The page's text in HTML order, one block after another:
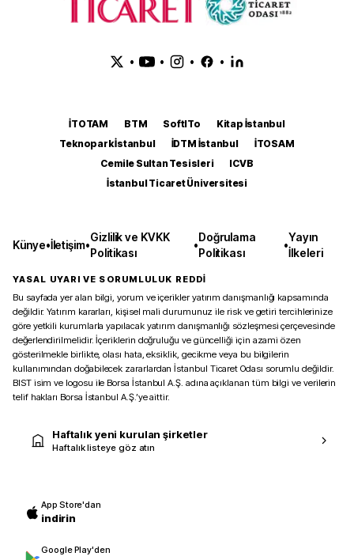
• • • •
İTOTAM BTM SoftITo
Kitap İstanbul
Teknopark İstanbul
İDTM İstanbul
İTOSAM
Cemile Sultan Tesisleri
ICVB
İstanbul Ticaret Üniversitesi
Künye•İletişim•
Gizlilik ve KVKK
Politikası
•
Doğrulama
Politikası
•
Yayın
İlkeleri
YASAL UYARI VE SORUMLULUK REDDİ
Bu sayfada yer alan bilgi, yorum ve içerikler yatırım danışmanlığı kapsamında
değildir. Yatırım kararları, kişisel mali durumunuz ile risk ve getiri tercihlerinize
göre yetkili kurumlarla yapılacak yatırım danışmanlığı sözleşmesi çerçevesinde
değerlendirilmelidir. İçeriklerin doğruluğu ve güncelliği için azami özen
gösterilmekle birlikte, olası hata, eksiklik, gecikme veya bu bilgilerin
kullanımından doğabilecek zararlardan İstanbul Ticaret Odası sorumlu değildir.
BIST isim ve logosu ile Borsa İstanbul A.Ş. adına açıklanan tüm bilgi ve verilerin
telif hakları Borsa İstanbul A.Ş.’ye aittir.
Haftalık yeni kurulan şirketler
Haftalık listeye göz atın
App Store'dan
indirin
Google Play'den